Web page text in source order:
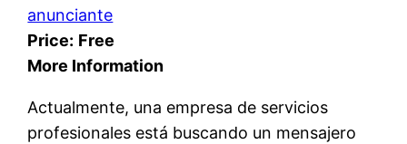
anunciante
Price: Free
More Information
Actualmente, una empresa de servicios
profesionales está buscando un mensajero